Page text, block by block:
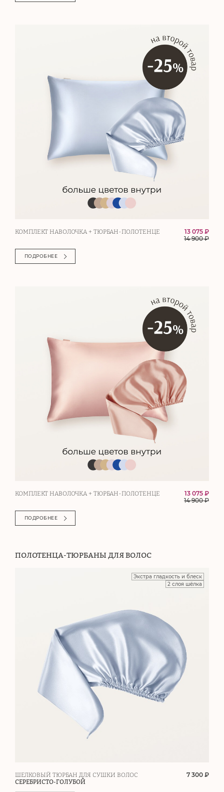
КОМПЛЕКТ НАВОЛОЧКА + ТЮРБАН-ПОЛОТЕНЦЕ
13 075 ₽
14 900₽
ПОДРОБНЕЕ
КОМПЛЕКТ НАВОЛОЧКА + ТЮРБАН-ПОЛОТЕНЦЕ
13 075 ₽
14 900₽
ПОДРОБНЕЕ
ПОЛОТЕНЦА-ТЮРБАНЫ ДЛЯ ВОЛОС
Экстра гладкость и блеск
2 слоя шёлка
ШЕЛКОВЫЙ ТЮРБАН ДЛЯ СУШКИ ВОЛОС
СЕРЕБРИСТО-ГОЛУБОЙ
7 300 ₽